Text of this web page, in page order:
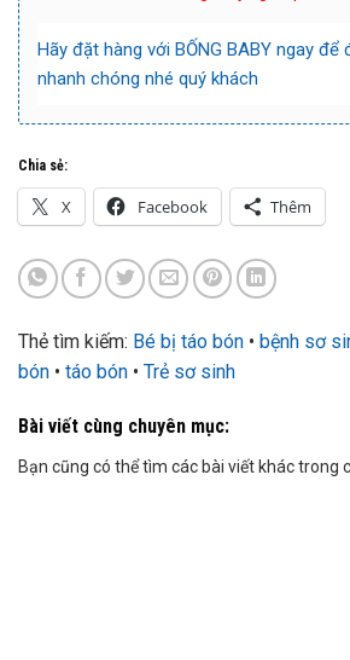
Hãy đặt hàng với BỐNG BABY ngay để
nhanh chóng nhé quý khách
Chia sẻ:
X Facebook Thêm
Thẻ tìm kiếm: Bé bị táo bón • bệnh sơ
bón • táo bón • Trẻ sơ sinh
Bài viết cùng chuyên mục:
Bạn cũng có thể tìm các bài viết khác trong